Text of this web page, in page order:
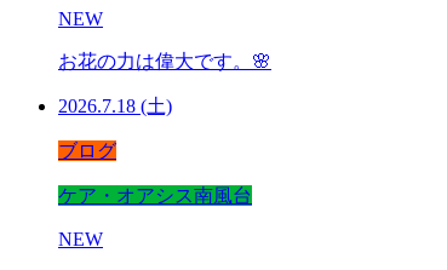
NEW
お花の力は偉大です。🌸
2026.7.18 (土)
ブログ
ケア・オアシス南風台
NEW